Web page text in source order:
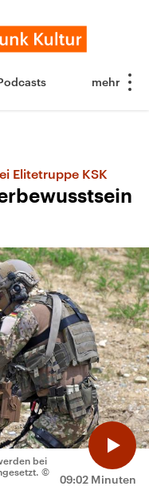
Elitetruppe KSK
09:02 Minuten
bei
©